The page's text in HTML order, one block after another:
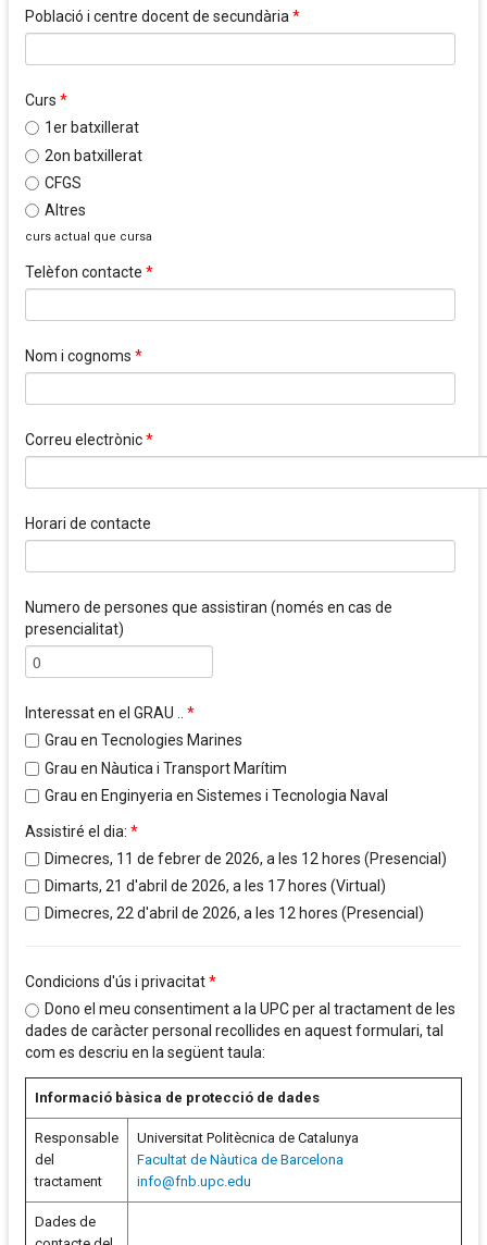
Població i centre docent de secundària*
Curs *
1er batxillerat
2on batxillerat
CFGS
Altres
curs actual que cursa
Telèfon contacte *
Nom i cognoms *
Correu electrònic*
Horari de contacte
Numero de persones que assistiran (només en cas de
presencialitat)
Interessat en el GRAU .. *
Grau en Tecnologies Marines
Grau en Nàutica i Transport Marítim
Grau en Enginyeria en Sistemes i Tecnologia Naval
Assistiré el dia: *
Dimecres, 11 de febrer de 2026, a les 12 hores (Presencial)
Dimarts, 21 d'abril de 2026, a les 17 hores (Virtual)
Dimecres, 22 d'abril de 2026, a les 12 hores (Presencial)
Condicions d'ús i privacitat*
Dono el meu consentiment a la UPC per al tractament de les
dades de caràcter personal recollides en aquest formulari, tal
com es descriu en la següent taula:
Informació bàsica de protecció de dades
Responsable
del
tractament
Universitat Politècnica de Catalunya
Facultat de Nàutica de Barcelona
info@fnb.upc.edu
Dades de